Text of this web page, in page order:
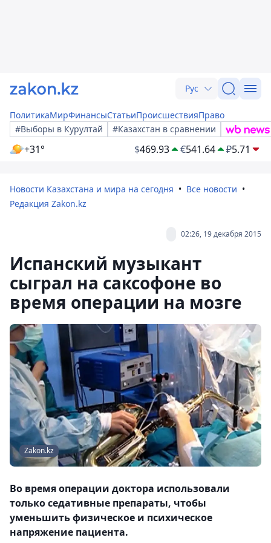
Рус
ПолитикаМирФинансыСтатьиПроисшествияПраво
#Выборы в Курултай
#Казахстан в сравнении
+31° $469.93 €541.64 ₽5.71
Новости Казахстана и мира на сегодня
Все новости
Редакция Zakon.kz
02:26, 19 декабря 2015
Испанский музыкант
сыграл на саксофоне во
время операции на мозге
Zakon.kz
Во время операции доктора использовали
только седативные препараты, чтобы
уменьшить физическое и психическое
напряжение пациента.